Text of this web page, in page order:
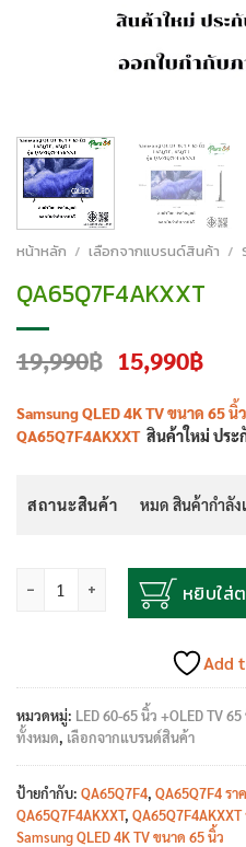
หน้าหลัก / เลือกจากแบรนด์สินค้า /
QA65Q7F4AKXXT
19,990฿ Original
price
was:
19,990฿.
15,990฿
is:
SamsungQLED 4K TV ขนาด 65 นิ้ว
QA65Q7F4AKXXT สินค้าใหม่ ประ
สถานะสินค้า หมด สินค้ากำลัง
หยิบใส่
Add
หมวดหมู่: LED 60-65 นิ้ว +OLED TV 65
ทั้งหมด, เลือกจากแบรนด์สินค้า
ป้ายกำกับ: QA65Q7F4, QA65Q7F4 รา
QA65Q7F4AKXXT, QA65Q7F4AKXXT
Samsung QLED 4K TV ขนาด 65 นิ้ว